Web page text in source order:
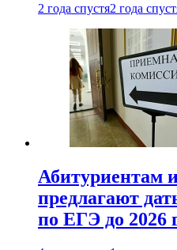
2 года спустя2 года
Абитуриентам
предлагают
по ЕГЭ до 2026